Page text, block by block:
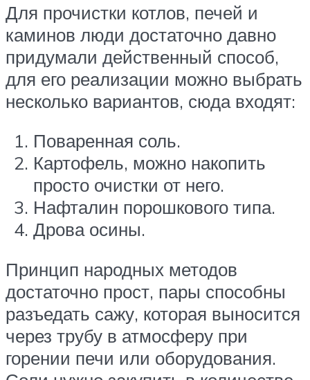
Для прочистки котлов, печей и
каминов люди достаточно давно
придумали действенный способ,
для его реализации можно выбрать
несколько вариантов, сюда входят:
Поваренная соль.
Картофель, можно накопить
просто очистки от него.
Нафталин порошкового типа.
Дрова осины.
Принцип народных методов
достаточно прост, пары способны
разъедать сажу, которая выносится
через трубу в атмосферу при
горении печи или оборудования.